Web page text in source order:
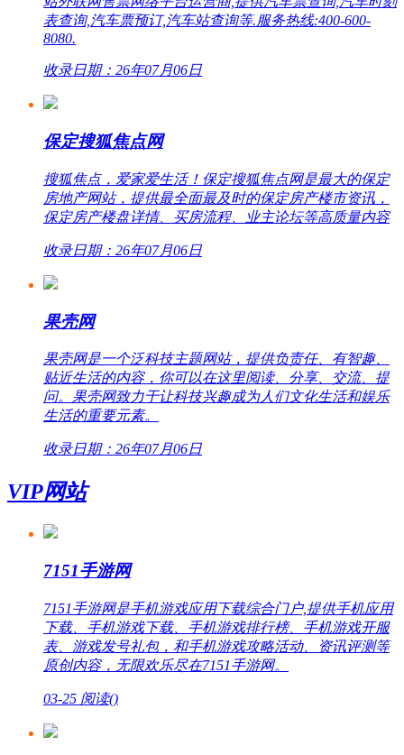
表查询,汽车票预订,汽车站查询等.服务热线:400-600-
8080.
收录日期：26年07月06日
保定搜狐焦点网
搜狐焦点，爱家爱生活！保定搜狐焦点网是最大的保定
房地产网站，提供最全面最及时的保定房产楼市资讯，
保定房产楼盘详情、买房流程、业主论坛等高质量内容
收录日期：26年07月06日
果壳网
果壳网是一个泛科技主题网站，提供负责任、有智趣、
贴近生活的内容，你可以在这里阅读、分享、交流、提
问。果壳网致力于让科技兴趣成为人们文化生活和娱乐
生活的重要元素。
收录日期：26年07月06日
VIP网站
7151手游网
7151手游网是手机游戏应用下载综合门户,提供手机应用
下载、手机游戏下载、手机游戏排行榜、手机游戏开服
表、游戏发号礼包，和手机游戏攻略活动、资讯评测等
原创内容，无限欢乐尽在7151手游网。
03-25 阅读()